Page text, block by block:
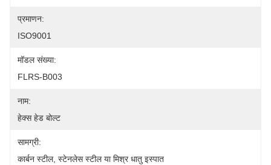
प्रमाणन:
ISO9001
मॉडल संख्या:
FLRS-B003
नाम:
हेक्स हेड बोल्ट
सामग्री:
कार्बन स्टील, स्टेनलेस स्टील या मिश्र धातु इस्पात